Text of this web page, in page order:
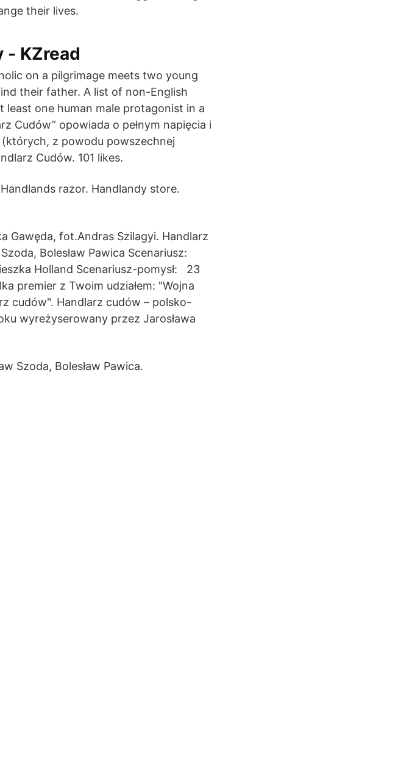
their lives.
- KZread
on a pilgrimage meets two young
their father. A list of non-English
one human male protagonist in a
Cudów” opowiada o pełnym napięcia i
z powodu powszechnej
Cudów. 101 likes.
razor. Handlandy store.
Gawęda, fot.Andras Szilagyi. Handlarz
Bolesław Pawica Scenariusz:
Holland Scenariusz-pomysł: 23
premier z Twoim udziałem: "Wojna
cudów". Handlarz cudów – polsko-
wyreżyserowany przez Jarosława
Szoda, Bolesław Pawica.